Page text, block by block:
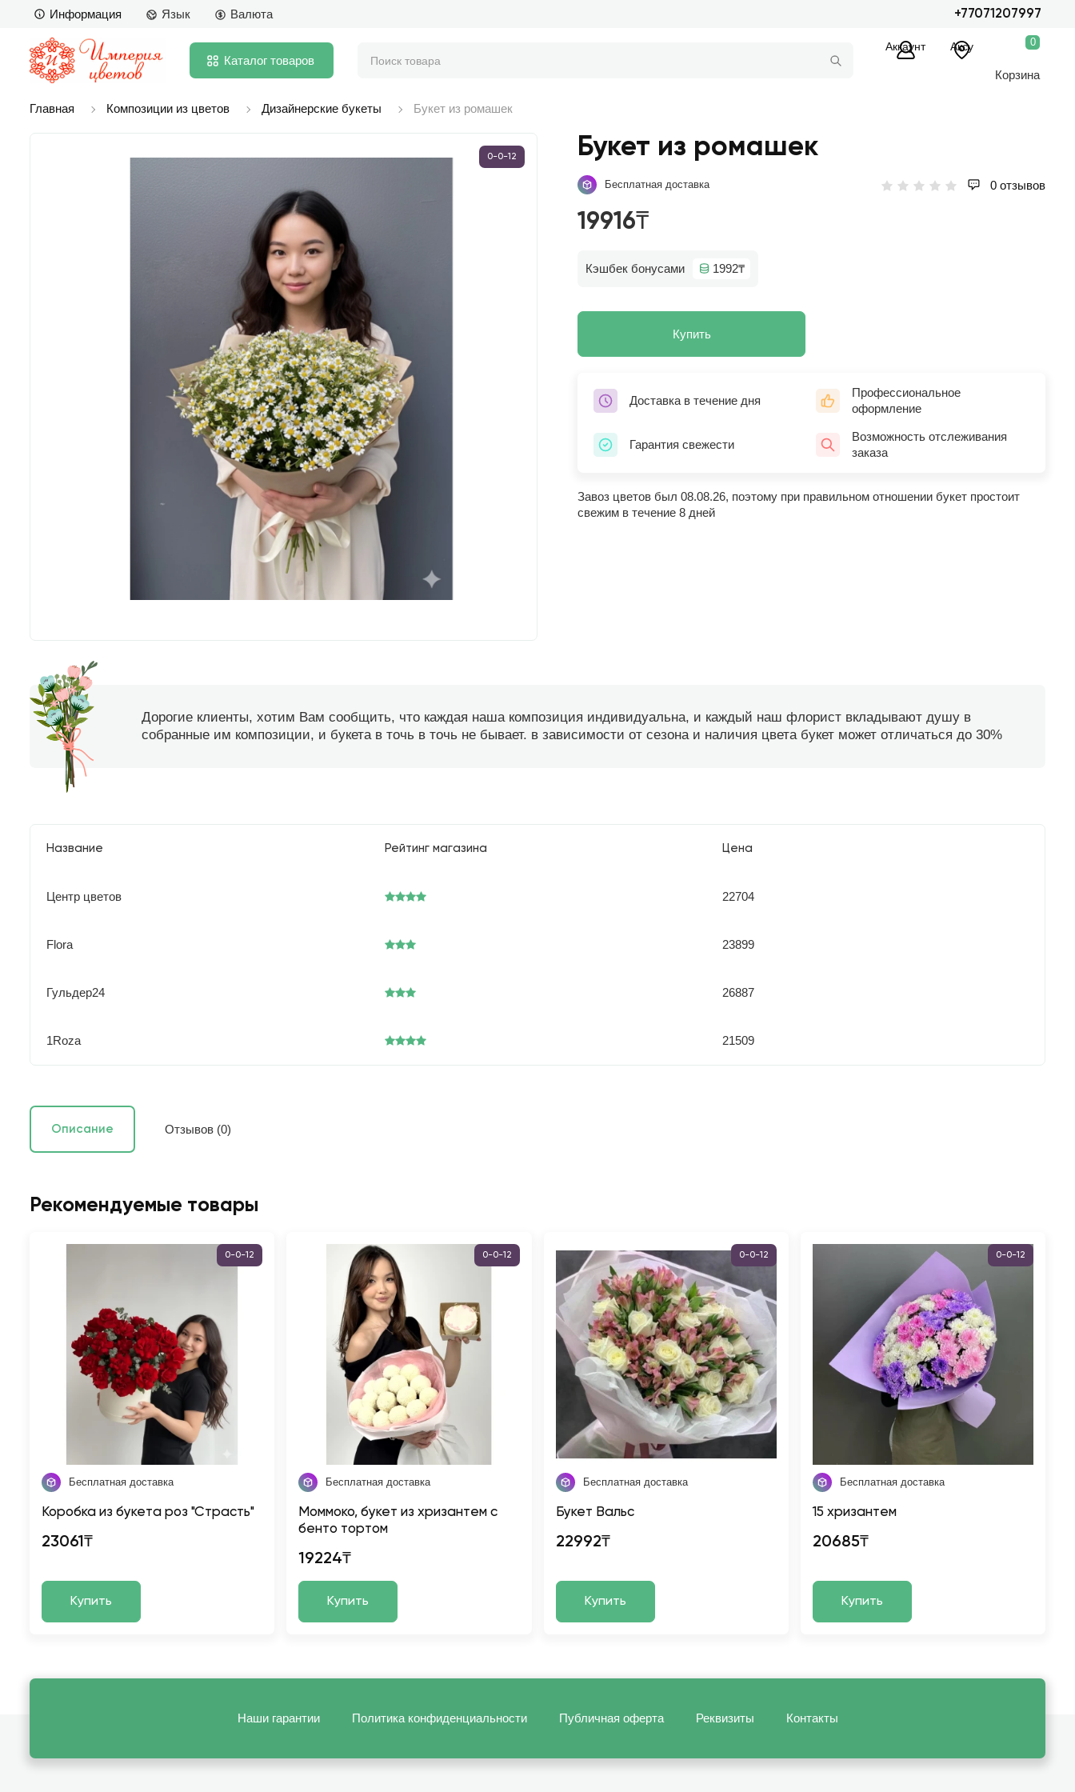
Информация Язык Валюта +77071207997
Каталог товаров
Аккаунт Аксу 0
Корзина
Главная Композиции из цветов Дизайнерские букеты Букет из ромашек
0-0-12 Букет из ромашек
Бесплатная доставка 0 отзывов
19916₸
Кэшбек бонусами 1992₸
Купить
Доставка в течение дня
Профессиональное
оформление
Гарантия свежести
Возможность отслеживания
заказа
Завоз цветов был 08.08.26, поэтому при правильном отношении букет простоит
свежим в течение 8 дней
Дорогие клиенты, хотим Вам сообщить, что каждая наша композиция индивидуальна, и каждый наш флорист вкладывают душу в
собранные им композиции, и букета в точь в точь не бывает. в зависимости от сезона и наличия цвета букет может отличаться до 30%
Название Рейтинг магазина Цена
Центр цветов 22704
Flora 23899
Гульдер24 26887
1Roza 21509
Описание Отзывов (0)
Рекомендуемые товары
0-0-12
Бесплатная доставка
Коробка из букета роз "Страсть"
23061₸
Купить
0-0-12
Бесплатная доставка
Моммоко, букет из хризантем с
бенто тортом
19224₸
Купить
0-0-12
Бесплатная доставка
Букет Вальс
22992₸
Купить
0-0-12
Бесплатная доставка
15 хризантем
20685₸
Купить
Наши гарантии Политика конфиденциальности Публичная оферта Реквизиты Контакты